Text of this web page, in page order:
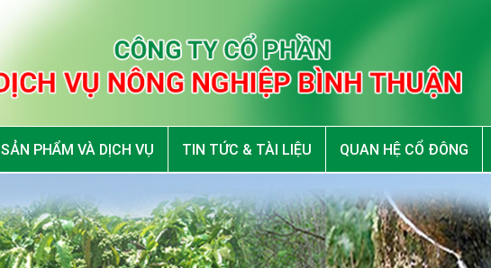
SẢN PHẨM VÀ DỊCH VỤ TIN TỨC & TÀI LIỆU QUAN HỆ CỔ ĐÔNG